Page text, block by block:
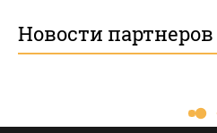
Новости партнеров